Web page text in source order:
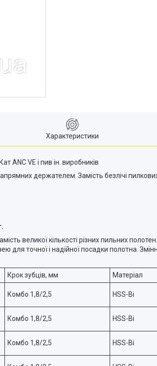
Характеристики
ANC VE і пив ін. виробників
держателем. Замість безлічі
великої кількості різних пильних
точної і надійної посадки полотна.
Крок зубців, мм Матеріал
Комбо 1,8/2,5 HSS-Bi
Комбо 1,8/2,5 HSS-Bi
Комбо 1,8/2,5 HSS-Bi